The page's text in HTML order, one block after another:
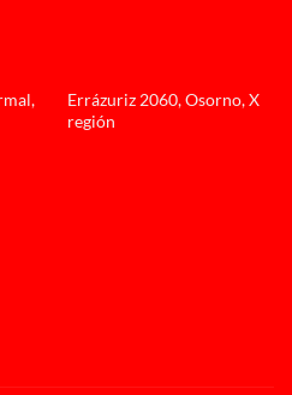
Errázuriz 2060, Osorno, X
región